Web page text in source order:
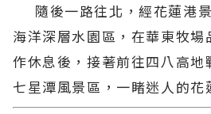
隨後一路往北，經花蓮港
海洋深層水園區，在華東牧
作休息後，接著前往四八高地
七星潭風景區，一睹迷人的花